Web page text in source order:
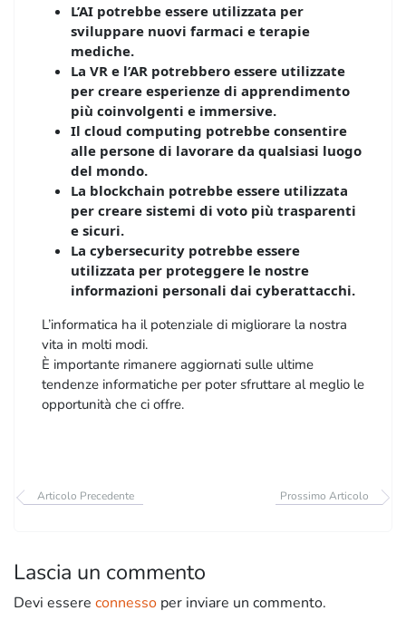
L’AI potrebbe essere utilizzata per
sviluppare nuovi farmaci e terapie
mediche.
La VR e l’AR potrebbero essere utilizzate
per creare esperienze di apprendimento
più coinvolgenti e immersive.
Il cloud computing potrebbe consentire
alle persone di lavorare da qualsiasi luogo
del mondo.
La blockchain potrebbe essere utilizzata
per creare sistemi di voto più trasparenti
e sicuri.
La cybersecurity potrebbe essere
utilizzata per proteggere le nostre
informazioni personali dai cyberattacchi.
L’informatica ha il potenziale di migliorare la nostra
vita in molti modi.
È importante rimanere aggiornati sulle ultime
tendenze informatiche per poter sfruttare al meglio le
opportunità che ci offre.
Articolo Precedente Prossimo Articolo
Lascia un commento
Devi essere connesso per inviare un commento.